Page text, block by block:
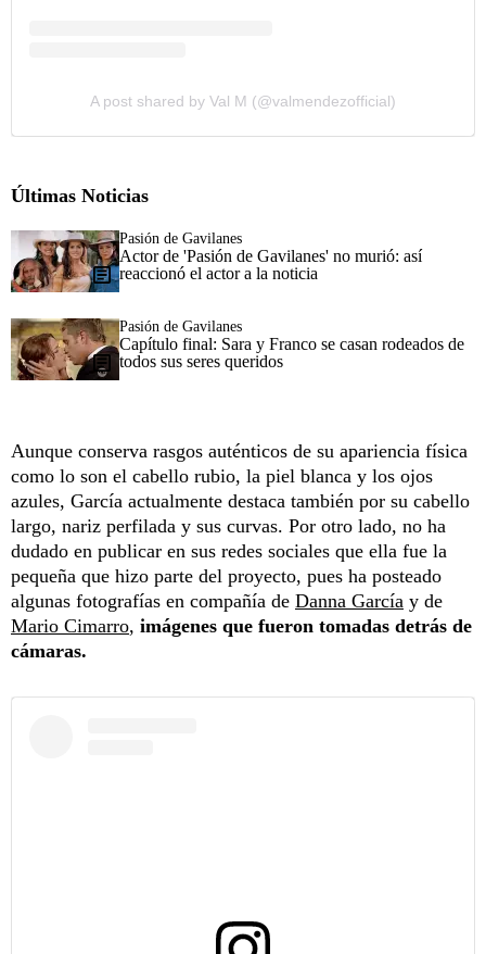
A post shared by Val M (@valmendezofficial)
Últimas Noticias
Pasión de Gavilanes
Actor de 'Pasión de Gavilanes' no murió: así
reaccionó el actor a la noticia
Pasión de Gavilanes
Capítulo final: Sara y Franco se casan rodeados de
todos sus seres queridos
Aunque conserva rasgos auténticos de su apariencia física
como lo son el cabello rubio, la piel blanca y los ojos
azules, García actualmente destaca también por su cabello
largo, nariz perfilada y sus curvas. Por otro lado, no ha
dudado en publicar en sus redes sociales que ella fue la
pequeña que hizo parte del proyecto, pues ha posteado
algunas fotografías en compañía de Danna García y de
Mario Cimarro, imágenes que fueron tomadas detrás de
cámaras.